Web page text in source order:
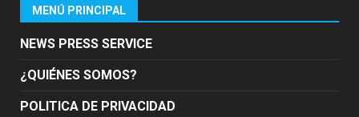
MENÚ PRINCIPAL
NEWS PRESS SERVICE
¿QUIÉNES SOMOS?
POLITICA DE PRIVACIDAD